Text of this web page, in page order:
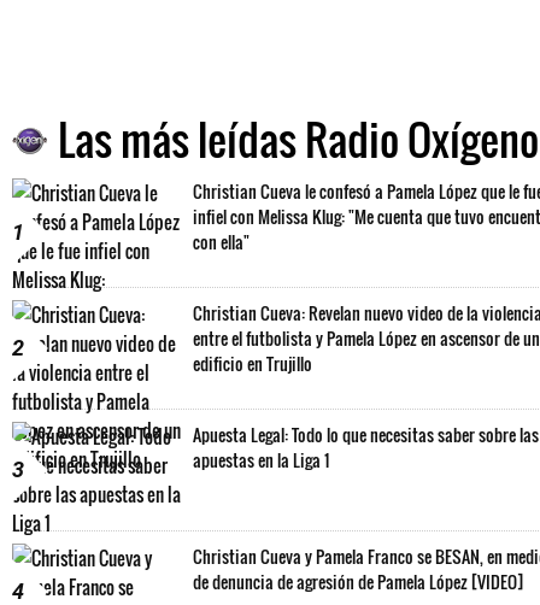
Las más leídas Radio Oxígeno
1
Christian Cueva le confesó a Pamela López que le
infiel con Melissa Klug: "Me cuenta que tuvo
con ella"
2
Christian Cueva: Revelan nuevo video de la
entre el futbolista y Pamela López en ascensor de un
edificio en Trujillo
3
Apuesta Legal: Todo lo que necesitas saber sobre las
apuestas en la Liga 1
4
Christian Cueva y Pamela Franco se BESAN, en
de denuncia de agresión de Pamela López [VIDEO]